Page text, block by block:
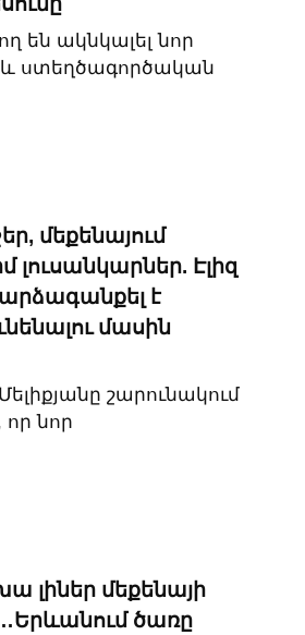
են ակնկալել նոր
ստեղծագործական
մեքենայում
լուսանկարներ. Էլիզ
արձագանքել է
մասին
շարունակում
որ նոր
լիներ մեքենայի
ծառը